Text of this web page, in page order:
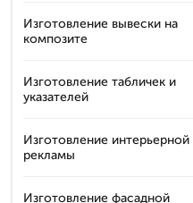
Изготовление вывески на
композите
Изготовление табличек и
указателей
Изготовление интерьерной
рекламы
Изготовление фасадной